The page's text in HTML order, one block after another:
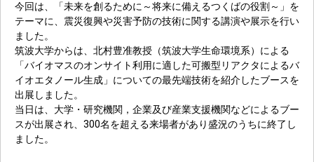
今回は、「未来を創るために～将来に備えるつくばの役割～」を
テーマに、震災復興や災害予防の技術に関する講演や展示を行い
ました。
筑波大学からは、北村豊准教授（筑波大学生命環境系）による
「バイオマスのオンサイト利用に適した可搬型リアクタによるバ
イオエタノール生成」についての最先端技術を紹介したブースを
出展しました。
当日は、大学・研究機関，企業及び産業支援機関などによるブー
スが出展され、300名を超える来場者があり盛況のうちに終了し
ました。